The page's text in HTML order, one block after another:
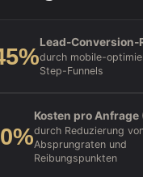
Lead-Conversion-
durch mobile-
Step-Funnels
Kosten pro Anfrage
durch Reduzierung
Absprungraten und
Reibungspunkten